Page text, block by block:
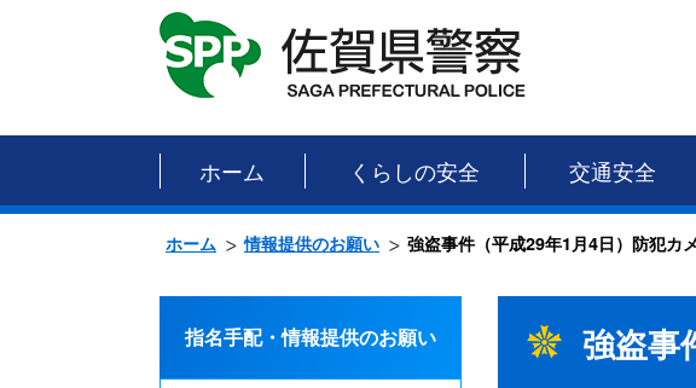
ホーム くらしの安全 交通安全
ホーム 情報提供のお願い 強盗事件（平成29年1月4日）防犯カ
指名手配・情報提供のお願い 強盗事